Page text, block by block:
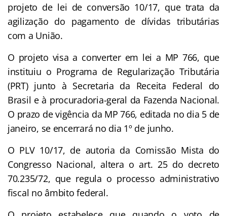
projeto de lei de conversão 10/17, que trata da
agilização do pagamento de dívidas tributárias
com a União.
O projeto visa a converter em lei a MP 766, que
instituiu o Programa de Regularização Tributária
(PRT) junto à Secretaria da Receita Federal do
Brasil e à procuradoria-geral da Fazenda Nacional.
O prazo de vigência da MP 766, editada no dia 5 de
janeiro, se encerrará no dia 1º de junho.
O PLV 10/17, de autoria da Comissão Mista do
Congresso Nacional, altera o art. 25 do decreto
70.235/72, que regula o processo administrativo
fiscal no âmbito federal.